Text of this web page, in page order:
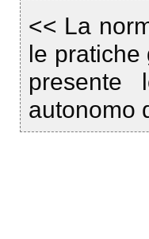
<< La
le pratiche
presente
autonomo